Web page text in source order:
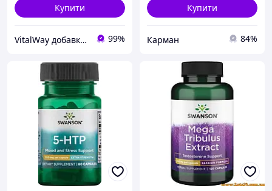
Купити
VitalWay добавки для здоров'я 99%
Купити
Карман 84%